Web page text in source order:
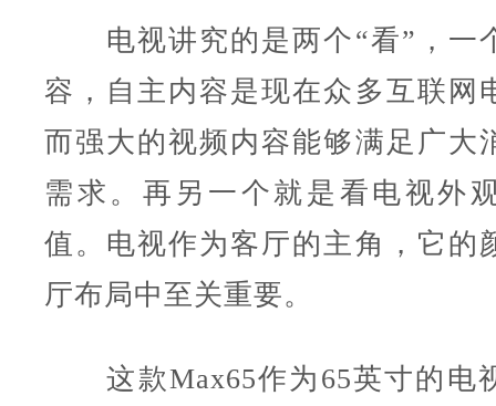
电视讲究的是两个“看”，一
容，自主内容是现在众多互联网
而强大的视频内容能够满足广大
需求。再另一个就是看电视外
值。电视作为客厅的主角，它的
厅布局中至关重要。
这款Max65作为65英寸的电